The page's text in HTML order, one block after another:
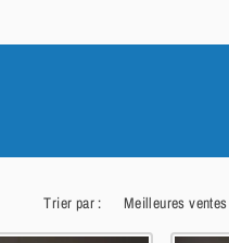
Trier par :